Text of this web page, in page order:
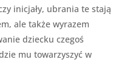
inicjały, ubrania te stają
ale także wyrazem
dziecku czegoś
mu towarzyszyć w